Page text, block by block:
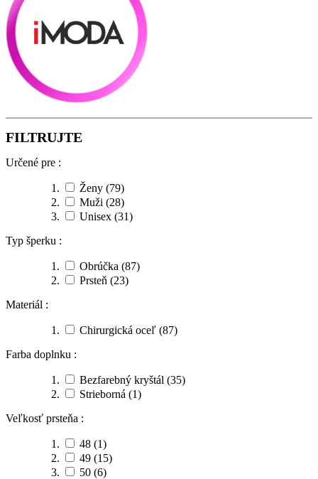
FILTRUJTE
Určené pre :
Ženy (79)
Muži (28)
Unisex (31)
Typ šperku :
Obrúčka (87)
Prsteň (23)
Materiál :
Chirurgická oceľ (87)
Farba doplnku :
Bezfarebný kryštál (35)
Strieborná (1)
Veľkosť prsteňa :
48 (1)
49 (15)
50 (6)